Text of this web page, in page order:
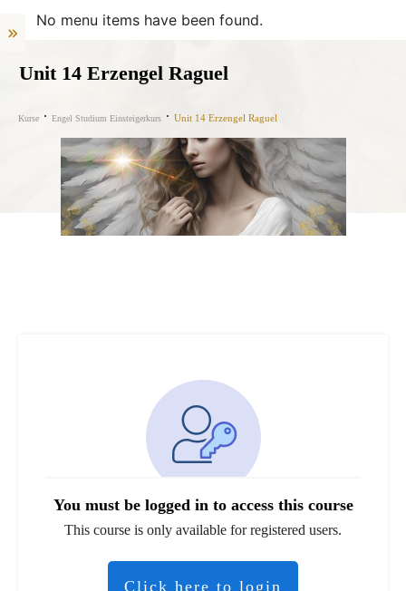
No menu items have been found.
Unit 14 Erzengel Raguel
Kurse Engel Studium Einsteigerkurs Unit 14 Erzengel Raguel
You must be logged in to access this course
This course is only available for registered users.
Click here to login